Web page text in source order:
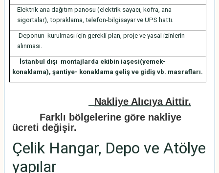
Elektrik ana dağıtım panosu (elektrik sayacı, kofra, ana
sigortalar), topraklama, telefon-bilgisayar ve UPS hattı.
Deponun kurulması için gerekli plan, proje ve yasal izinlerin
alınması.
İstanbul dışı montajlarda ekibin iaşesi(yemek-
konaklama), şantiye- konaklama geliş ve gidiş vb. masrafları.
Nakliye Alıcıya Aittir.
Farklı bölgelerine göre nakliye
ücreti değişir.
Çelik Hangar, Depo ve Atölye
yapılar